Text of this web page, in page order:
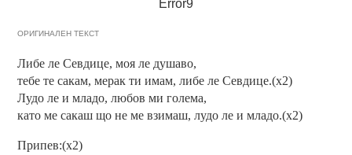
Error9
ОРИГИНАЛЕН ТЕКСТ
Либе ле Севдице, моя ле душаво,
тебе те сакам, мерак ти имам, либе ле Севдице.(x2)
Лудо ле и младо, любов ми голема,
като ме сакаш що не ме взимаш, лудо ле и младо.(x2)
Припев:(x2)